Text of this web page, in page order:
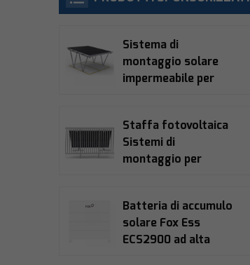
Sistema di
montaggio solare
impermeabile per
Staffa fotovoltaica
Sistemi di
montaggio per
Batteria di accumulo
solare Fox Ess
ECS2900 ad alta